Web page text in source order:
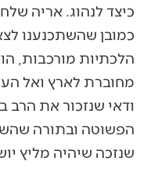
כיצד לנהוג. אריה
כמובן שהשתכנענו
הלכתיות מורכבות,
מחוברת לארץ ואל
ודאי שנזכור את הרב
הפשוטה ובתורה
שנזכה שיהיה מליץ